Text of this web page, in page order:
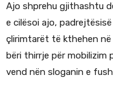
Ajo shprehu gjithashtu
e cilësoi ajo,
çlirimtarët të kthehen në
bëri thirrje për mobilizim
vend nën sloganin e